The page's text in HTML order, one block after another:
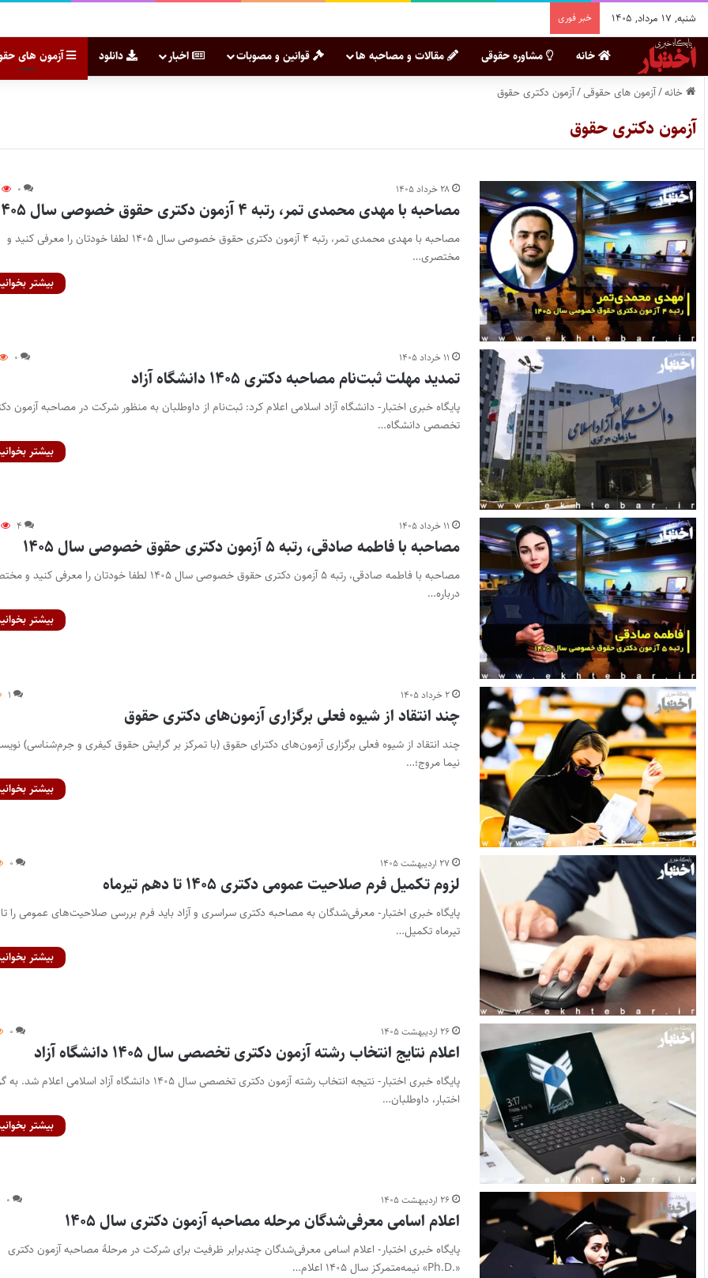
شنبه, ۱۷ مرداد, ۱۴۰۵ خبر فوری
خانه مشاوره حقوقی مقالات و مصاحبه ها قوانین و مصوبات اخبار دانلود آزمون های
خانه/آزمون های حقوقی/آزمون دکتری حقوق
آزمون دکتری حقوق
۲۸ خرداد ۱۴۰۵ ۰
مصاحبه با مهدی محمدی تمر، رتبه ۴ آزمون دکتری حقوق خصوصی سال ۱۴۰۵
مصاحبه با مهدی محمدی تمر، رتبه ۴ آزمون دکتری حقوق خصوصی سال ۱۴۰۵ لطفا خودتان را معرفی کنید و
مختصری…
بیشتر
۱۱ خرداد ۱۴۰۵ ۰
تمدید مهلت ثبت‌نام مصاحبه دکتری ۱۴۰۵ دانشگاه آزاد
پایگاه خبری اختبار- دانشگاه آزاد اسلامی اعلام کرد: ثبت‌نام از داوطلبان به منظور شرکت در مصاحبه آزمون
تخصصی دانشگاه…
بیشتر
۱۱ خرداد ۱۴۰۵ ۴
مصاحبه با فاطمه صادقی، رتبه ۵ آزمون دکتری حقوق خصوصی سال ۱۴۰۵
مصاحبه با فاطمه صادقی، رتبه ۵ آزمون دکتری حقوق خصوصی سال ۱۴۰۵ لطفا خودتان را معرفی
درباره…
بیشتر
۲ خرداد ۱۴۰۵ ۱
چند انتقاد از شیوه فعلی برگزاری آزمون‌های دکتری حقوق
چند انتقاد از شیوه فعلی برگزاری آزمون‌های دکترای حقوق (با تمرکز بر گرایش حقوق کیفری و جرم‌شناسی)
نیما مروج؛…
بیشتر
۲۷ اردیبهشت ۱۴۰۵ ۰
لزوم تکمیل فرم صلاحیت عمومی دکتری ۱۴۰۵ تا دهم تیرماه
پایگاه خبری اختبار- معرفی‌شدگان به مصاحبه دکتری سراسری و آزاد باید فرم بررسی صلاحیت‌های عمومی را
تیرماه تکمیل…
بیشتر
۲۶ اردیبهشت ۱۴۰۵ ۰
اعلام نتایج انتخاب رشته آزمون دکتری تخصصی سال ۱۴۰۵ دانشگاه آزاد
پایگاه خبری اختبار- نتیجه انتخاب رشته آزمون دکتری تخصصی سال ۱۴۰۵ دانشگاه آزاد اسلامی
اختبار، داوطلبان…
بیشتر
۲۶ اردیبهشت ۱۴۰۵ ۰
اعلام اسامی معرفی‌شدگان مرحله مصاحبه آزمون دکتری سال ۱۴۰۵
پایگاه خبری اختبار- اعلام اسامی معرفی‌شدگان چندبرابر ظرفیت برای شرکت در مرحلۀ مصاحبه آزمون دکتری
«.Ph.D» نیمه‌متمرکز سال ۱۴۰۵ اعلام…